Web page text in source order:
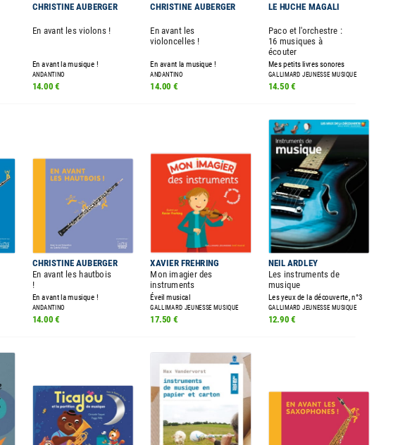
CHRISTINE AUBERGER CHRISTINE AUBERGER LE HUCHE MAGALI
En avant les violons ! En avant les
violoncelles !
Paco et l'orchestre :
16 musiques à
écouter
En avant la musique ! En avant la musique ! Mes petits livres sonores
ANDANTINO ANDANTINO GALLIMARD JEUNESSE MUSIQUE
14.00 € 14.00 € 14.50 €
CHRISTINE AUBERGER XAVIER FREHRING NEIL ARDLEY
En avant les hautbois
!
Mon imagier des
instruments
Les instruments de
musique
En avant la musique ! Éveil musical Les yeux de la découverte, n°3
ANDANTINO GALLIMARD JEUNESSE MUSIQUE GALLIMARD JEUNESSE MUSIQUE
14.00 € 17.50 € 12.90 €